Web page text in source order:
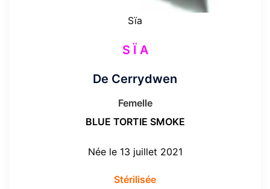
Sïa
S Ï A
De Cerrydwen
Femelle
BLUE TORTIE SMOKE
Née le 13 juillet 2021
Stérilisée